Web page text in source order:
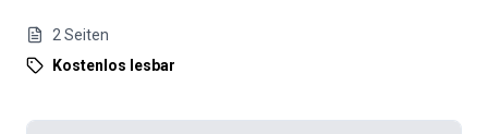
2 Seiten
Kostenlos lesbar